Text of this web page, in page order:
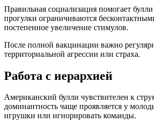
Правильная социализация помогает
прогулки ограничиваются
постепенное увеличение стимулов.
После полной вакцинации важно
территориальной агрессии или страха.
Работа с иерархией
Американский булли чувствителен к
доминантность чаще проявляется у
игрушки или игнорировать команды.